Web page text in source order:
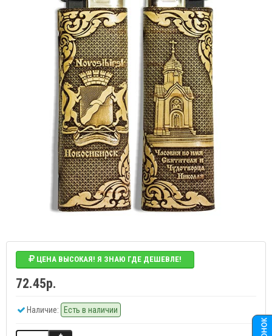
ЦЕНА ВЫСОКАЯ! Я ЗНАЮ ГДЕ ДЕШЕВЛЕ!
72.45р.
Наличие: Есть в наличии